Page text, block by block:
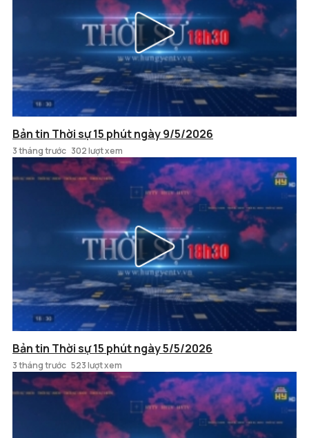
Bản tin Thời sự 15 phút ngày 9/5/2026
3 tháng trước 302 lượt xem
Bản tin Thời sự 15 phút ngày 5/5/2026
3 tháng trước 523 lượt xem